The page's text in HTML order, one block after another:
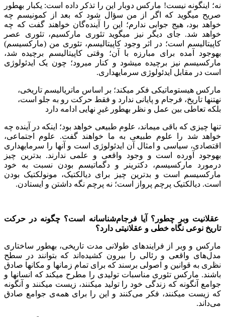
نه؛ این‏گونه نیست! مارکس دوبار این را تذکر داده است: یک‏بار به‏طور
صریح می‏گوید که اگر از من سؤال شود که بعد از کمونیسم چه
خواهد بود، ‌هیج جوابی ندارم؛ ‌این را آینده‌گان خواهند گفت که چه
خواهد شد. جای دیگر نیز می‏گوید تئوری مارکسیم، تئوری عصر
کاپیتالیسم است؛ در اثر وجود کاپیتالیسم، تئوری من (مارکسیسم)
به‏وجود آمده برای مبارزه با آن؛ وقتی کاپیتالیسم برچیده شد،
مارکسیسم نیز برچیده می‏شود و کنار می‏رود؛ چون یک ایدئولوژی
است در مقابل ایدئولوژی سرمایه‏داری.
مارکس هیستوماتیکی فکر می‏کند؛ بر اساس ماتریالیسم تاریخی،
نه‏تنها تاریخ، فرجام و پایانی ندارد و فقط حرکت رو به جلو است،
بلکه تعاطی بین عمل و نظر به‏طور غیرِ نهایی ادامه دارد
تنها چیزی که باقی می‏ماند، علوم طبیعی خواهد بود؛ اینکه در آینده چه
خواهد شد را علوم طبیعی به ما خواهند گفت. علوم اجتماعی،
اقتصادی، سیاسی و امثال آن ایدئولوژی است و آن‏ها را سرمایه‏داری
به‏وجود آورده است و وجود واقعی و علمی ندارند. بدترین چیز
درمورد مارکسیسم، دکترینر و دگماتیسم بودن نسبت به خود
مارکسیسم است و بدترین چیز برای دیالکتیک، مونولکتیک بودن
است. دیالکتیک پرچم پرواز است؛ نه پرچم نگه‏ داشتن و ایستادن.
عقلانیت وبر چطور؟ آیا فرجام‌شناسانه است؟ چگونه در حرکت
تاریخ نوعی نگاه خطی و عقلانیتی دارد؟
مارکس و وبر از فرایندهای طولانی ‏مدت تاریخی، به‏طور ساختاری
مدل‌های واقعی و رئالی را بیرون کشیده‌اند که بتوانند در سطح
نظری به قوانین و اصولی برسند که برای تمام زمان‏ها و مکان‏ها صادق
باشند. مارکس تئوری مناسبات تولیدی را مطرح می‏کند که انسان‏ها و
جوامع آنگونه که زندگی خود را تولید می‏کنند، زیست می‏کنند و آن‏گونه
که زیست می‏کنند، فکر می‌کنند و این را برای همه‌ی جوامع صادق
می‌داند.